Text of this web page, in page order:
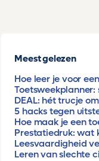
Meest gelezen
Hoe leer je voor
Toetsweekplanner:
DEAL: hét trucje
5 hacks tegen
Hoe maak je een
Prestatiedruk: wat
Leesvaardigheid
Leren van slechte